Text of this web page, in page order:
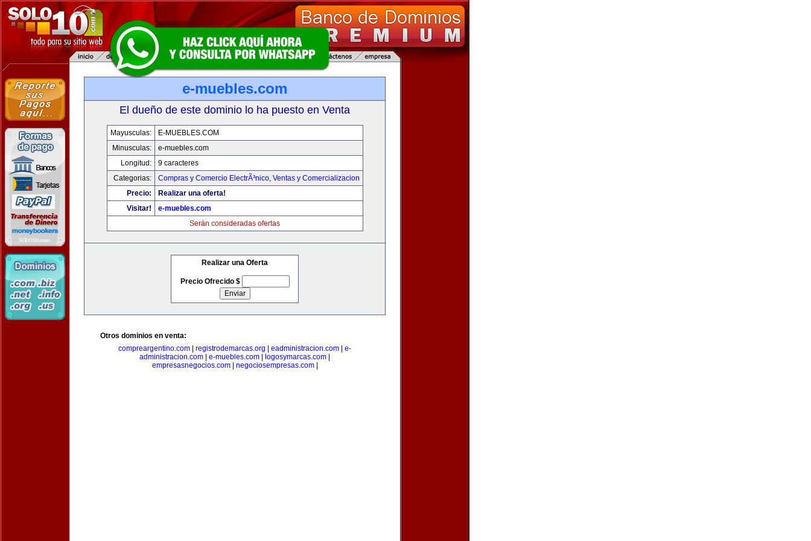
e-muebles.com
El dueño de este dominio lo ha puesto en Venta
Mayusculas:
E-MUEBLES.COM
Minusculas:
e-muebles.com
Longitud:
9 caracteres
Categorias:
Compras y Comercio ElectrÃ³nico, Ventas y Comercializacion
Precio:
Realizar una oferta!
Visitar!
e-muebles.com
Serán consideradas ofertas
Realizar una Oferta
Precio Ofrecido $
Otros dominios en venta:
compreargentino.com
registrodemarcas.org eadministracion.com
e-
administracion.com
e-muebles.com logosymarcas.com
empresasnegocios.com| negociosempresas.com|